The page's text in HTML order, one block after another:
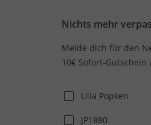
Nichts mehr
Melde dich für den
10€ Sofort-Gutschein
Ulla Popken
JP1880